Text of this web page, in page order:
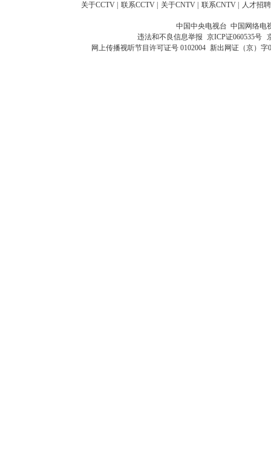
关于CCTV 联系CCTV 关于CNTV 联系CNTV 人才招聘
中国中央电视台 中国网络电
违法和不良信息举报 京ICP证060535号
网上传播视听节目许可证号 0102004 新出网证（京）